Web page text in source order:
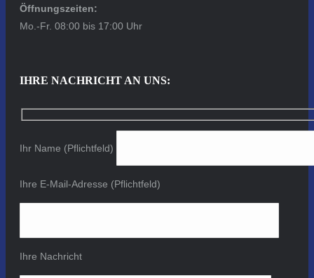
Öffnungszeiten:
Mo.-Fr. 08:00 bis 17:00 Uhr
IHRE NACHRICHT AN UNS:
Ihr Name (Pflichtfeld)
Ihre E-Mail-Adresse (Pflichtfeld)
Ihre Nachricht